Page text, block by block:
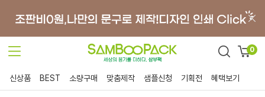
0
신상품 BEST 소량구매 맞춤제작 샘플신청 기획전 혜택보기